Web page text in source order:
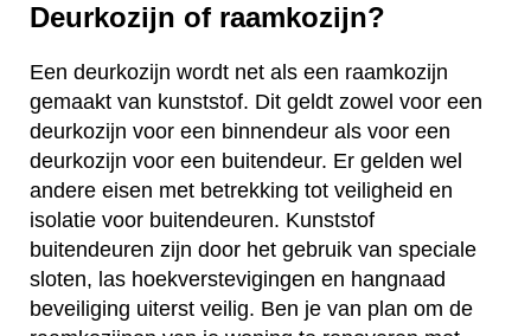
Deurkozijn of raamkozijn?
Een deurkozijn wordt net als een raamkozijn
gemaakt van kunststof. Dit geldt zowel voor een
deurkozijn voor een binnendeur als voor een
deurkozijn voor een buitendeur. Er gelden wel
andere eisen met betrekking tot veiligheid en
isolatie voor buitendeuren. Kunststof
buitendeuren zijn door het gebruik van speciale
sloten, las hoekverstevigingen en hangnaad
beveiliging uiterst veilig. Ben je van plan om de